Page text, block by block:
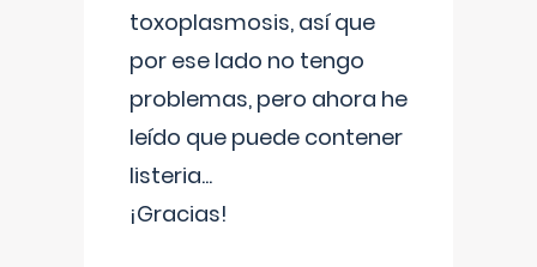
toxoplasmosis, así que
por ese lado no tengo
problemas, pero ahora he
leído que puede contener
listeria...
¡Gracias!